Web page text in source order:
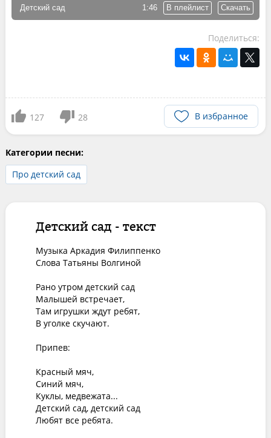
1:46 В плейлист Скачать
Детский сад
Поделиться:
127 28 В избранное
Категории песни:
Про детский сад
Детский сад - текст
Музыка Аркадия Филиппенко
Слова Татьяны Волгиной
Рано утром детский сад
Малышей встречает,
Там игрушки ждут ребят,
В уголке скучают.
Припев:
Красный мяч,
Синий мяч,
Куклы, медвежата...
Детский сад, детский сад
Любят все ребята.